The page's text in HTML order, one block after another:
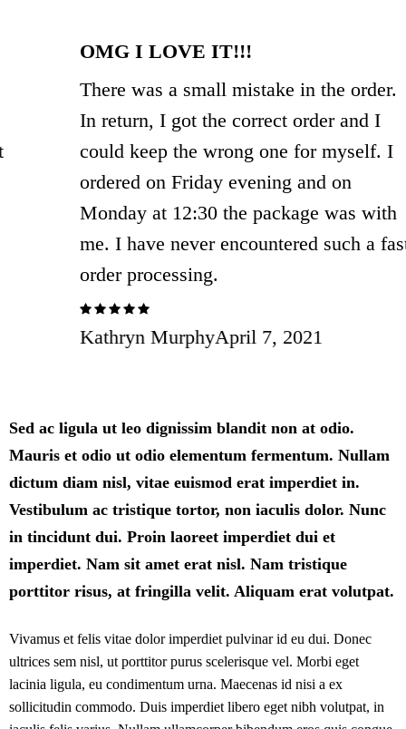
OMG I LOVE IT!!!
There was a small mistake in the order.
In return, I got the correct order and I
could keep the wrong one for myself. I
ordered on Friday evening and on
Monday at 12:30 the package was with
me. I have never encountered such a fast
order processing.
Rated 5
out of
Kathryn MurphyApril 7, 2021
Sed ac ligula ut leo dignissim blandit non at odio.
Mauris et odio ut odio elementum fermentum. Nullam
dictum diam nisl, vitae euismod erat imperdiet in.
Vestibulum ac tristique tortor, non iaculis dolor. Nunc
in tincidunt dui. Proin laoreet imperdiet dui et
imperdiet. Nam sit amet erat nisl. Nam tristique
porttitor risus, at fringilla velit. Aliquam erat volutpat.
Vivamus et felis vitae dolor imperdiet pulvinar id eu dui. Donec
ultrices sem nisl, ut porttitor purus scelerisque vel. Morbi eget
lacinia ligula, eu condimentum urna. Maecenas id nisi a ex
sollicitudin commodo. Duis imperdiet libero eget nibh volutpat, in